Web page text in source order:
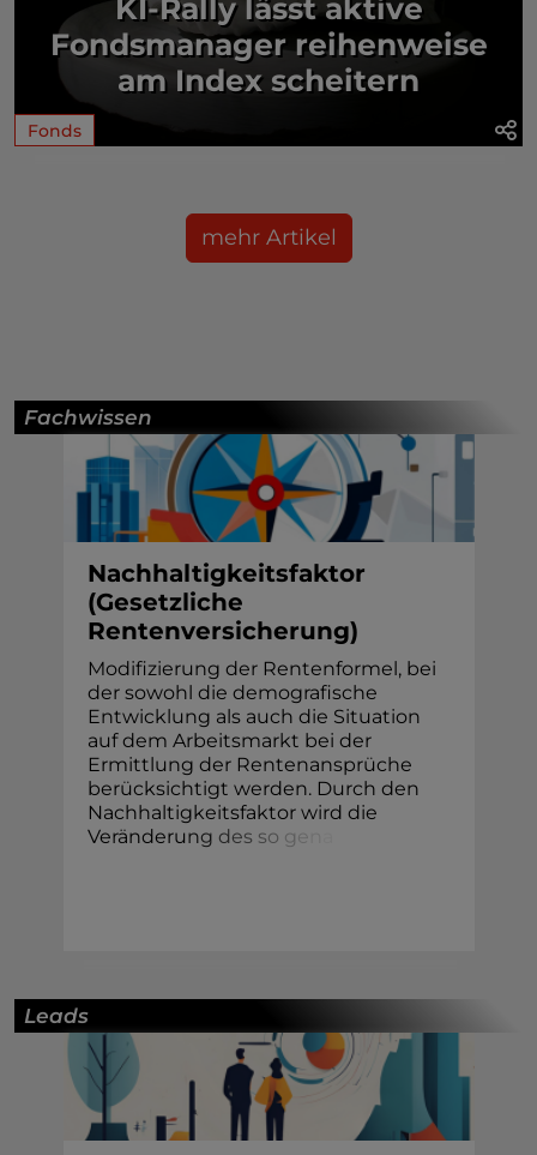
KI-Rally lässt aktive
Fondsmanager reihenweise
am Index scheitern
Fonds
mehr Artikel
Fachwissen
Nachhaltigkeitsfaktor
(Gesetzliche
Rentenversicherung)
Modifizierung der Rentenformel, bei
der sowohl die demografische
Entwicklung als auch die Situation
auf dem Arbeitsmarkt bei der
Ermittlung der Rentenansprüche
berücksichtigt werden. Durch den
Nachhaltigkeitsfaktor wird die
Veränderung des so ge
Leads